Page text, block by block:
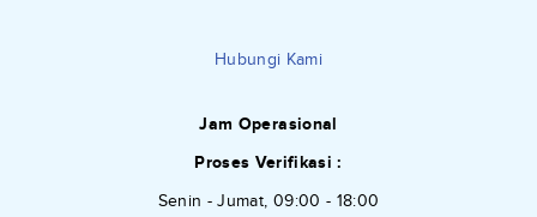
Hubungi Kami
Jam Operasional
Proses Verifikasi :
Senin - Jumat, 09:00 - 18:00